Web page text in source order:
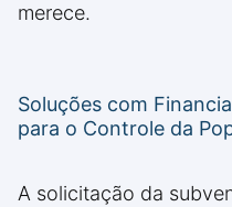
merece.
Soluções com
para o Controle da
A solicitação da